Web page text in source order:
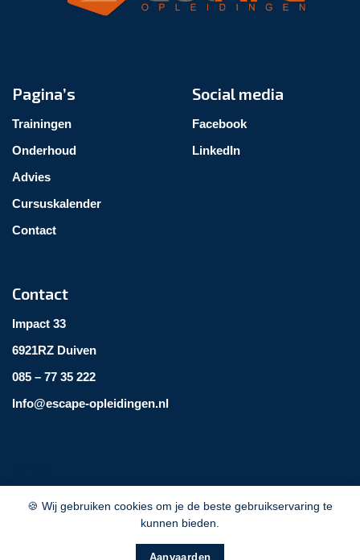
Pagina’s
Trainingen
Onderhoud
Advies
Cursuskalender
Contact
Social media
Facebook
LinkedIn
Contact
Impact 33
6921RZ Duiven
085 – 77 35 222
Info@escape-opleidingen.nl
Privacy
🍪 Wij gebruiken cookies om je de beste gebruikservaring te
kunnen bieden.
Aanvaarden